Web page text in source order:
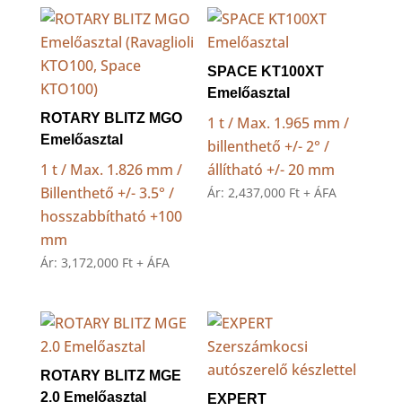
ROTARY BLITZ MGO
Emelőasztal
1 t / Max. 1.826 mm /
Billenthető +/- 3.5° /
hosszabbítható +100
mm
Ár: 3,172,000 Ft + ÁFA
SPACE KT100XT
Emelőasztal
1 t / Max. 1.965 mm /
billenthető +/- 2° /
állítható +/- 20 mm
Ár: 2,437,000 Ft + ÁFA
ROTARY BLITZ MGE
2.0 Emelőasztal
EXPERT